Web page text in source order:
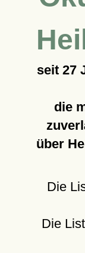
seit 27
die
über
Die
Die